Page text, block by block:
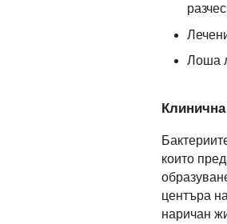
Лоша
които
центъра
наричан